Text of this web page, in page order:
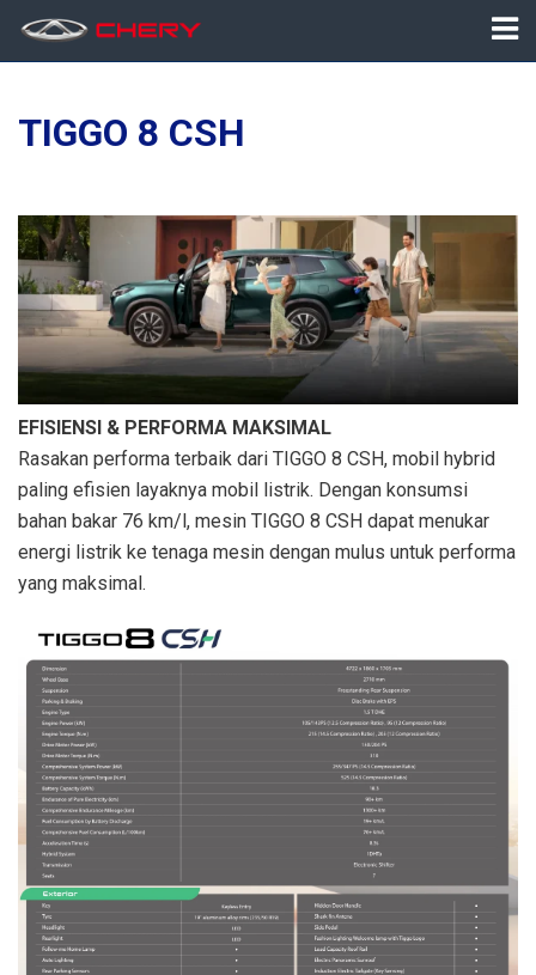
TIGGO 8 CSH
EFISIENSI & PERFORMA MAKSIMAL
Rasakan performa terbaik dari TIGGO 8 CSH, mobil hybrid
paling efisien layaknya mobil listrik. Dengan konsumsi
bahan bakar 76 km/l, mesin TIGGO 8 CSH dapat menukar
energi listrik ke tenaga mesin dengan mulus untuk performa
yang maksimal.